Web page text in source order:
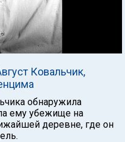
Ковальчик,
обнаружила
ему убежище на
деревне, где он